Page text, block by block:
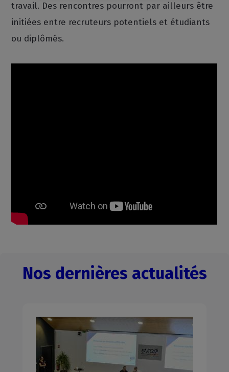
travail. Des rencontres pourront par ailleurs être
initiées entre recruteurs potentiels et étudiants
ou diplômés.
Nos dernières actualités